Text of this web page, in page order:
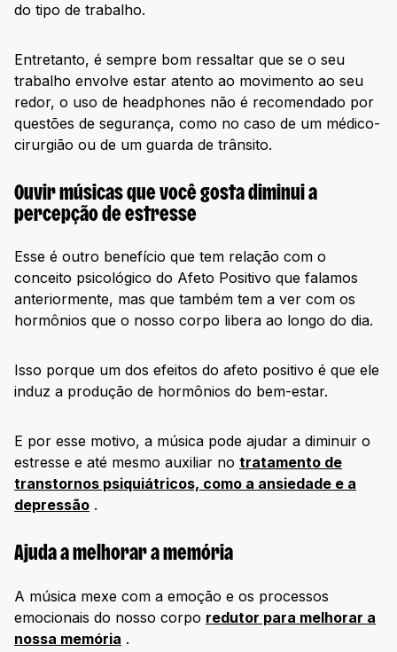
do tipo de trabalho.
Entretanto, é sempre bom ressaltar que se o seu
trabalho envolve estar atento ao movimento ao seu
redor, o uso de headphones não é recomendado por
questões de segurança, como no caso de um médico-
cirurgião ou de um guarda de trânsito.
Ouvir músicas que você gosta diminui a
percepção de estresse
Esse é outro benefício que tem relação com o
conceito psicológico do Afeto Positivo que falamos
anteriormente, mas que também tem a ver com os
hormônios que o nosso corpo libera ao longo do dia.
Isso porque um dos efeitos do afeto positivo é que ele
induz a produção de hormônios do bem-estar.
E por esse motivo, a música pode ajudar a diminuir o
estresse e até mesmo auxiliar no tratamento de
transtornos psiquiátricos, como a ansiedade e a
depressão .
Ajuda a melhorar a memória
A música mexe com a emoção e os processos
emocionais do nosso corpo redutor para melhorar a
nossa memória .